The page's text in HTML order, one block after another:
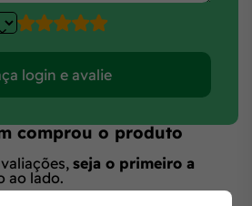
login e avalie
comprou o produto
seja o primeiro a
ao lado.